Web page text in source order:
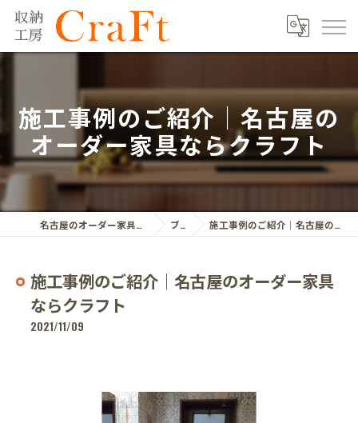
施工事例のご紹介｜名古屋の
オーダー家具ならクラフト
名古屋のオーダー家具ならクラフト株式会社 ブログ 施工事例のご紹介｜名古屋のオーダー家具ならクラフト
施工事例のご紹介｜名古屋のオーダー家具
ならクラフト
2021/11/09